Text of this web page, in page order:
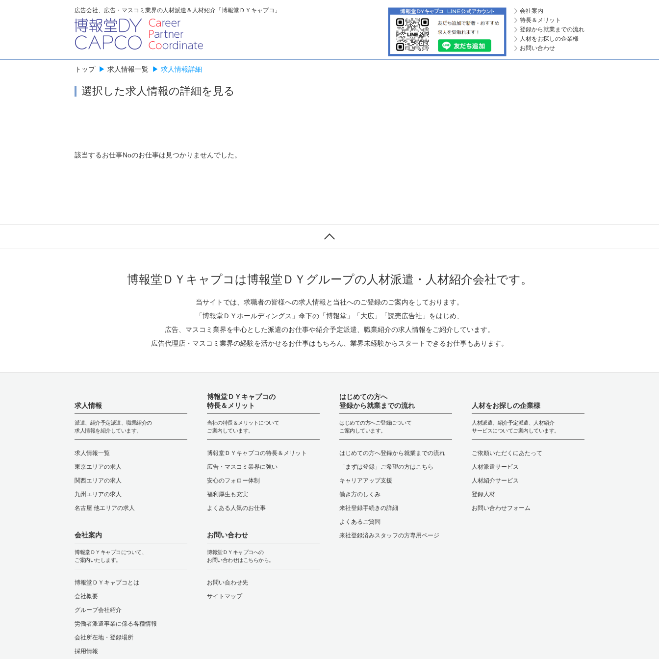
広告会社、広告・マスコミ業界の人材派遣＆人材紹介「博報堂ＤＹキャプコ」
会社案内
特長＆メリット
登録から就業までの流れ
人材をお探しの企業様
お問い合わせ
トップ ▶ 求人情報一覧 ▶ 求人情報詳細
選択した求人情報の詳細を見る
該当するお仕事Noのお仕事は見つかりませんでした。
博報堂ＤＹキャプコは博報堂ＤＹグループの人材派遣・人材紹介会社です。
当サイトでは、求職者の皆様への求人情報と当社へのご登録のご案内をしております。
「博報堂ＤＹホールディングス」傘下の「博報堂」「大広」「読売広告社」をはじめ、
広告、マスコミ業界を中心とした派遣のお仕事や紹介予定派遣、職業紹介の求人情報をご紹介しています。
広告代理店・マスコミ業界の経験を活かせるお仕事はもちろん、業界未経験からスタートできるお仕事もあります。
求人情報
派遣、紹介予定派遣、職業紹介の
求人情報を紹介しています。
求人情報一覧
東京エリアの求人
関西エリアの求人
九州エリアの求人
名古屋 他エリアの求人
会社案内
博報堂ＤＹキャプコについて、
ご案内いたします。
博報堂ＤＹキャプコとは
会社概要
グループ会社紹介
労働者派遣事業に係る各種情報
会社所在地・登録場所
採用情報
博報堂ＤＹキャプコの
特長＆メリット
当社の特長＆メリットについて
ご案内しています。
博報堂ＤＹキャプコの特長＆メリット
広告・マスコミ業界に強い
安心のフォロー体制
福利厚生も充実
よくある人気のお仕事
お問い合わせ
博報堂ＤＹキャプコへの
お問い合わせはこちらから。
お問い合わせ先
サイトマップ
はじめての方へ
登録から就業までの流れ
はじめての方へご登録について
ご案内しています。
はじめての方へ登録から就業までの流れ
「まずは登録」ご希望の方はこちら
キャリアアップ支援
働き方のしくみ
来社登録手続きの詳細
よくあるご質問
来社登録済みスタッフの方専用ページ
人材をお探しの企業様
人材派遣、紹介予定派遣、人材紹介
サービスについてご案内しています。
ご依頼いただくにあたって
人材派遣サービス
人材紹介サービス
登録人材
お問い合わせフォーム